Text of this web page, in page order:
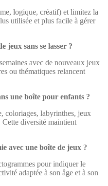
logique, créatif) et limitez la
utilisée et plus facile à gérer
jeux sans se lasser ?
avec de nouveaux jeux
ou thématiques relancent
une boîte pour enfants ?
coloriages, labyrinthes, jeux
Cette diversité maintient
avec une boîte de jeux ?
pour indiquer le
adaptée à son âge et à son